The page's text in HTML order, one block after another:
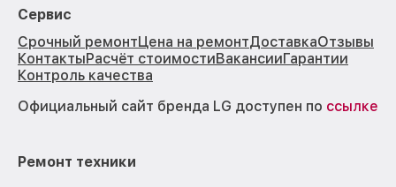
Сервис
Срочный ремонтЦена на ремонтДоставкаОтзывы
КонтактыРасчёт стоимостиВакансииГарантии
Контроль качества
Официальный сайт бренда LG доступен по ссылке
Ремонт техники